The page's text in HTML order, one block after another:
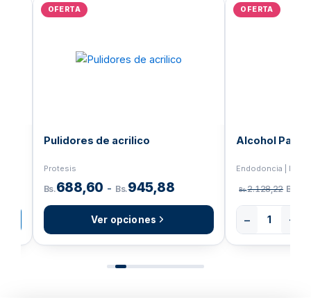
OFERTA
Pulidores de acrilico
Protesis
Bs.688,60 - Bs.945,88
Ver opciones
OFERTA
Alcohol
Endodoncia |
Bs.2.128,22 Bs.
− +